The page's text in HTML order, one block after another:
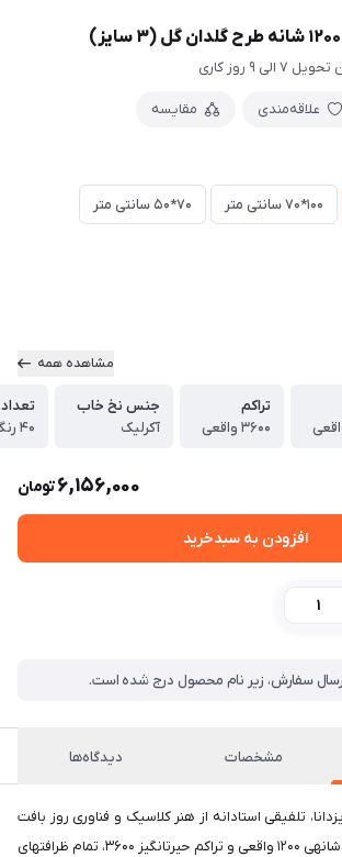
9 روز کاری
علاقه‌مندی مقایسه
100*70 سانتی متر 70*50 سانتی متر
مشاهده همه
تراکم
3600 واقعی
جنس نخ خاب
آکرلیک
40 رنگ واقعی
6,156,000تومان
افزودن به سبدخرید
سفارش، زیر نام محصول درج شده است.
مشخصات دیدگاه‌ها
تلفیقی استادانه از هنر کلاسیک و فناوری روز بافت
است. این اثر ماندگار با شانهی ۱۲۰۰ واقعی و تراکم حیرتانگیز ۳۶۰۰، تمام ظرافتهای